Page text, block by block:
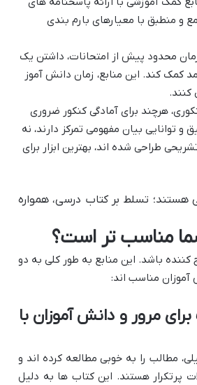
و منطبق با معیارهای بارم بندی
محدود پیش از امتحانات، داشتن یک
کمک کند. این منابع، زمان دانش آموز
کنند.
هرچند برای آمادگی کنکور ضروری
توانایی بیان مفهومی تمرکز دارند، نه
طراحی شده اند، بهترین ابزار برای
هستند؛ تسلط بر کتاب درسی، همواره
مناسب تر است؟
باشد. این منابع به طور کلی به دو
آموزان مناسب اند:
مرور و دانش آموزان با
مطالب را به خوبی مطالعه کرده اند و
پرتکرار هستند. این کتاب ها به دلیل